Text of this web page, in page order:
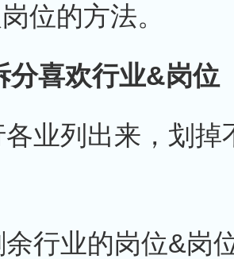
位的方法。
分喜欢行业&岗位
各业列出来，划
行业的岗位&岗